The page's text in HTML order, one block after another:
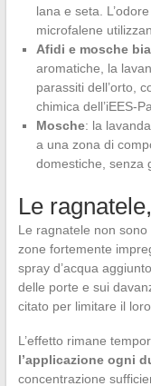
lana e seta.
microfalene
Afidi e mosche
aromatiche, la
parassiti dell’orto,
chimica dell’iEES-
Mosche: la
a una zona di
domestiche, senza
Le
Le ragnatele non
zone fortemente
spray d’acqua
delle porte e sui
citato per limitare il
L’effetto rimane
l’applicazione ogni
concentrazione